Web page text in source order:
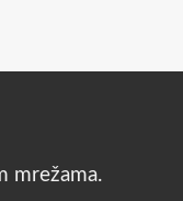
mrežama.